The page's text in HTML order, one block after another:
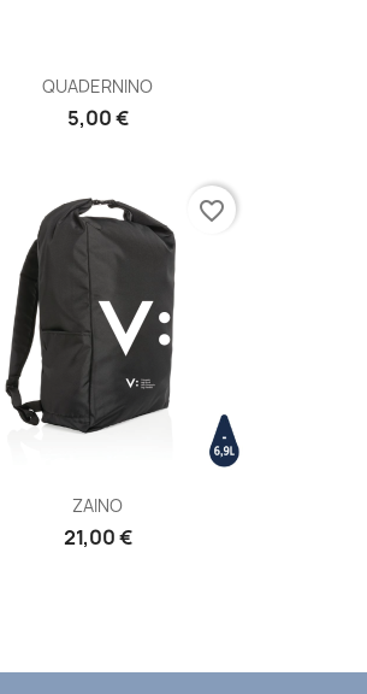
QUADERNINO
5,00 €
ZAINO
21,00 €
favorite_border